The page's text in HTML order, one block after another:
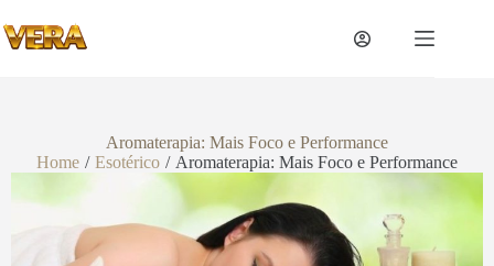
Aromaterapia: Mais Foco e Performance
Home / Esotérico / Aromaterapia: Mais Foco e Performance